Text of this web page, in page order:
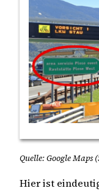
Quelle: Google Maps
Hier ist